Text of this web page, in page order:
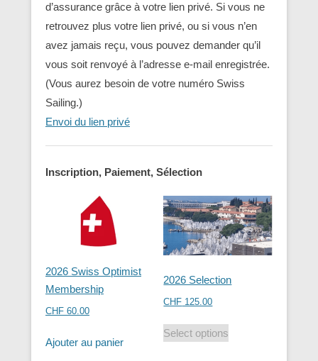
d’assurance grâce à votre lien privé. Si vous ne
retrouvez plus votre lien privé, ou si vous n’en
avez jamais reçu, vous pouvez demander qu’il
vous soit renvoyé à l’adresse e-mail enregistrée.
(Vous aurez besoin de votre numéro Swiss
Sailing.)
Envoi du lien privé
Inscription, Paiement, Sélection
2026 Swiss Optimist
Membership
CHF 60.00
Ajouter au panier
2026 Selection
CHF 125.00
Select options